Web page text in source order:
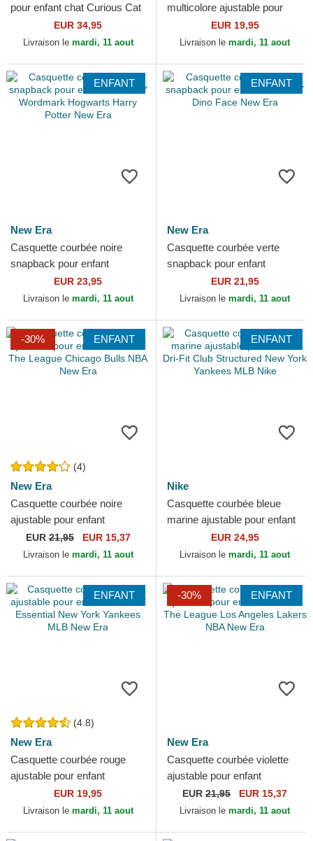
pour enfant chat Curious Cat
Mini The Farm Goorin Bros.
EUR 34,95
Livraison le mardi, 11 aout
multicolore ajustable pour
enfant 9FORTY Colourblock
New York Yankees MLB New
EUR 19,95
Livraison le mardi, 11 aout
ENFANT
New Era
Casquette courbée noire
snapback pour enfant
9FORTY Wordmark
Hogwarts Harry Potter New
EUR 23,95
Livraison le mardi, 11 aout
ENFANT
New Era
Casquette courbée verte
snapback pour enfant
9FORTY Dino Face New Era
EUR 21,95
Livraison le mardi, 11 aout
-30% ENFANT
(4)
New Era
Casquette courbée noire
ajustable pour enfant
9FORTY The League
Chicago Bulls NBA New Era
EUR21,95 EUR 15,37
Livraison le mardi, 11 aout
ENFANT
Nike
Casquette courbée bleue
marine ajustable pour enfant
Dri-Fit Club Structured New
York Yankees MLB...
EUR 24,95
Livraison le mardi, 11 aout
ENFANT
(4.8)
New Era
Casquette courbée rouge
ajustable pour enfant
9FORTY Essential New York
Yankees MLB New Era
EUR 19,95
Livraison le mardi, 11 aout
-30% ENFANT
New Era
Casquette courbée violette
ajustable pour enfant
9FORTY The League Los
Angeles Lakers NBA New
EUR 21,95 EUR 15,37
Livraison le mardi, 11 aout